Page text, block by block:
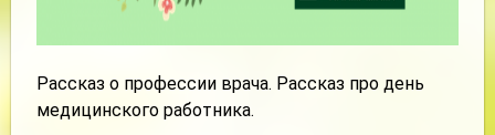
Рассказ о профессии врача. Рассказ про день
медицинского работника.